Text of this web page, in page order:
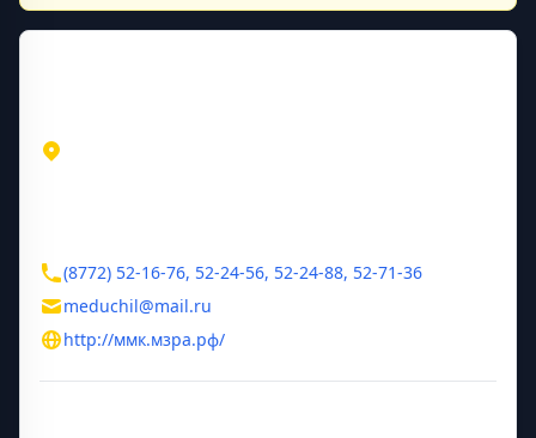
(8772) 52-16-76, 52-24-56, 52-24-88, 52-71-36
meduchil@mail.ru
http://ммк.мзра.рф/